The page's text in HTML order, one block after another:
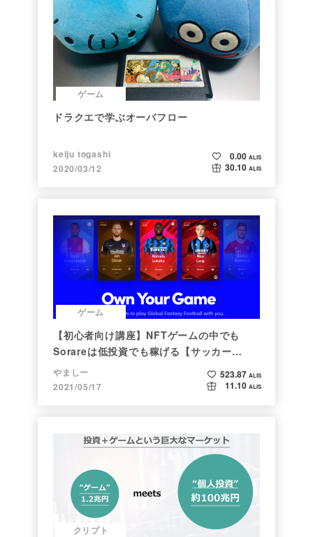
ゲーム
ドラクエで学ぶオーバフロー
keiju togashi
2020/03/12
0.00 ALIS
30.10 ALIS
ゲーム
【初心者向け講座】NFTゲームの中でも
Sorareは低投資でも稼げる【サッカー
×NFT×BCG】
やましー
2021/05/17
523.87 ALIS
11.10 ALIS
クリプト